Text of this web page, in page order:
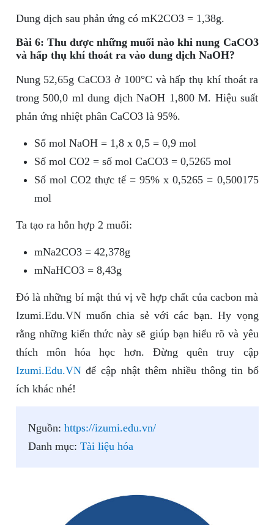
Dung dịch sau phản ứng có mK2CO3 = 1,38g.
Bài 6: Thu được những muối nào khi nung CaCO3
và hấp thụ khí thoát ra vào dung dịch NaOH?
Nung 52,65g CaCO3 ở 100°C và hấp thụ khí thoát ra
trong 500,0 ml dung dịch NaOH 1,800 M. Hiệu suất
phản ứng nhiệt phân CaCO3 là 95%.
Số mol NaOH = 1,8 x 0,5 = 0,9 mol
Số mol CO2 = số mol CaCO3 = 0,5265 mol
Số mol CO2 thực tế = 95% x 0,5265 = 0,500175
mol
Ta tạo ra hỗn hợp 2 muối:
mNa2CO3 = 42,378g
mNaHCO3 = 8,43g
Đó là những bí mật thú vị về hợp chất của cacbon mà
Izumi.Edu.VN muốn chia sẻ với các bạn. Hy vọng
rằng những kiến thức này sẽ giúp bạn hiểu rõ và yêu
thích môn hóa học hơn. Đừng quên truy cập
Izumi.Edu.VNđể cập nhật thêm nhiều thông tin bổ
ích khác nhé!
Nguồn: https://izumi.edu.vn/
Danh mục: Tài liệu hóa